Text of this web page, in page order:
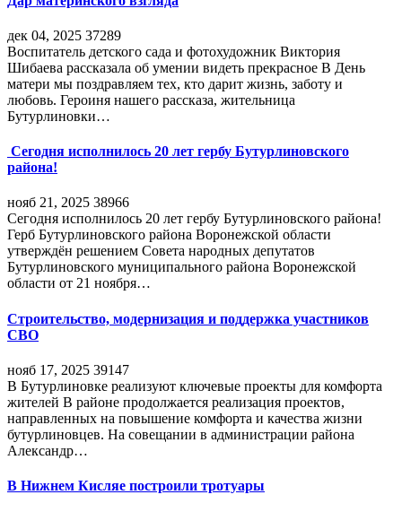
дек 04, 2025 37289
Воспитатель детского сада и фотохудожник Виктория
Шибаева рассказала об умении видеть прекрасное В День
матери мы поздравляем тех, кто дарит жизнь, заботу и
любовь. Героиня нашего рассказа, жительница
Бутурлиновки…
Сегодня исполнилось 20 лет гербу Бутурлиновского
района!
нояб 21, 2025 38966
Сегодня исполнилось 20 лет гербу Бутурлиновского района!
Герб Бутурлиновского района Воронежской области
утверждён решением Совета народных депутатов
Бутурлиновского муниципального района Воронежской
области от 21 ноября…
Строительство, модернизация и поддержка участников
СВО
нояб 17, 2025 39147
В Бутурлиновке реализуют ключевые проекты для комфорта
жителей В районе продолжается реализация проектов,
направленных на повышение комфорта и качества жизни
бутурлиновцев. На совещании в администрации района
Александр…
В Нижнем Кисляе построили тротуары